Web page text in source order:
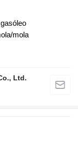
gasóleo
mola
Ltd.